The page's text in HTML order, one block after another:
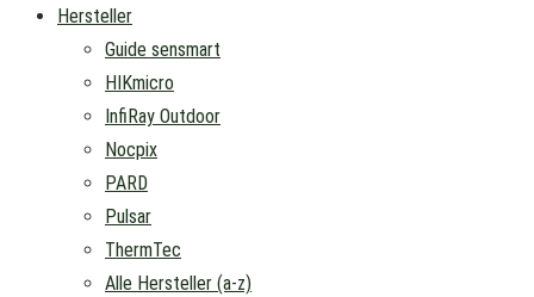
Hersteller
Guide sensmart
HIKmicro
InfiRay Outdoor
Nocpix
PARD
Pulsar
ThermTec
Alle Hersteller (a-z)